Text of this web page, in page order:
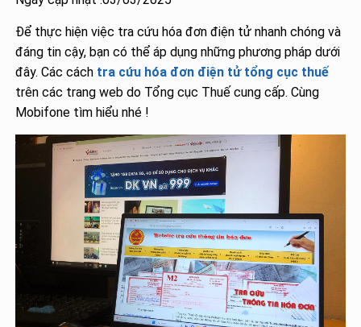
Để thực hiện việc tra cứu hóa đơn điện tử nhanh chóng và
đáng tin cậy, bạn có thể áp dụng những phương pháp dưới
đây. Các cách tra cứu hóa đơn điện tử tổng cục thuế
trên các trang web do Tổng cục Thuế cung cấp. Cùng
Mobifone tìm hiểu nhé !